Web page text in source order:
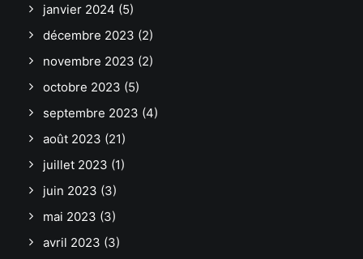
janvier 2024 (5)
décembre 2023 (2)
novembre 2023 (2)
octobre 2023 (5)
septembre 2023 (4)
août 2023 (21)
juillet 2023 (1)
juin 2023 (3)
mai 2023 (3)
avril 2023 (3)